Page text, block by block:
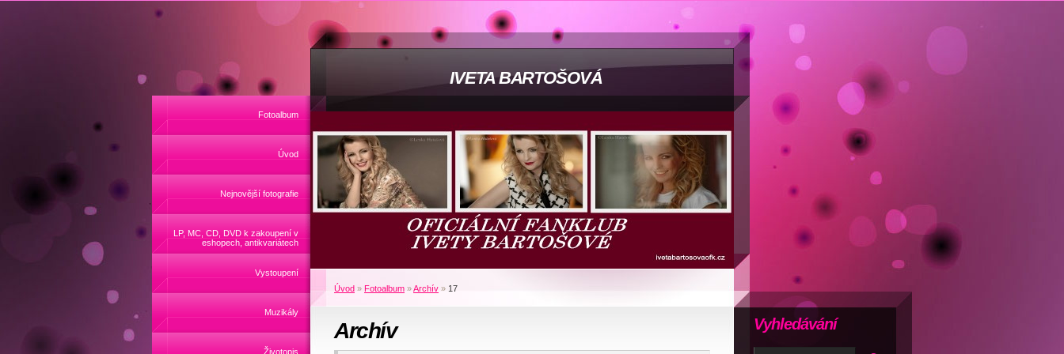
IVETA BARTOŠOVÁ
Fotoalbum
Úvod
Nejnovější fotografie
LP, MC, CD, DVD k zakoupení v
eshopech, antikvariátech
Vystoupení
Muzikály
Životopis
Úvod » Fotoalbum »Archív » 17
Archív Vyhledávání